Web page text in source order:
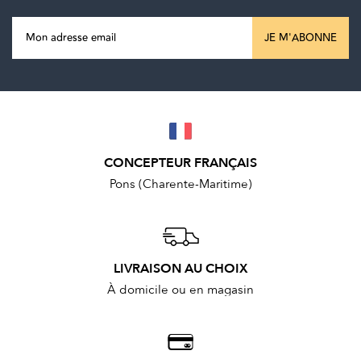
JE M'ABONNE
CONCEPTEUR FRANÇAIS
Pons (Charente-Maritime)
LIVRAISON AU CHOIX
À domicile ou en magasin